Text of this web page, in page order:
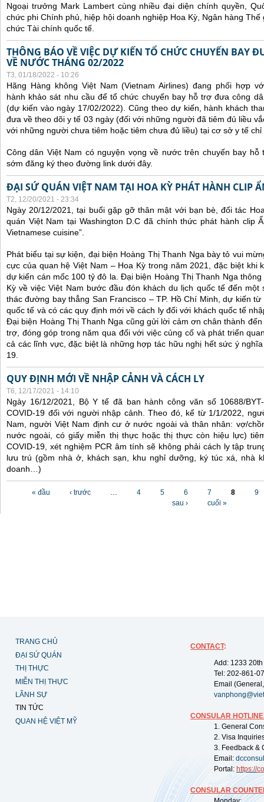
Ngoại trưởng Mark Lambert cùng nhiều đại diện chính quyền,
chức phi Chính phủ, hiệp hội doanh nghiệp Hoa Kỳ, Ngân hàng
chức Tài chính quốc tế.
THÔNG BÁO VỀ VIỆC DỰ KIẾN TỔ CHỨC CHUYẾN BAY
VỀ NƯỚC THÁNG 02/2022
T3, 01/18/2022 - 10:26
Hãng Hàng không Việt Nam (Vietnam Airlines) đang phối hợp
hành khảo sát nhu cầu để tổ chức chuyến bay hỗ trợ đưa công
(dự kiến vào ngày 17/02/2022).
Cũng theo dự kiến, hành khách
đưa về theo dõi y tế 03 ngày (đối với những người đã tiêm đủ liều
với những người chưa tiêm hoặc tiêm chưa đủ liều) tại cơ sở y tế chỉ
Công dân Việt Nam có nguyện vọng về nước trên chuyến bay
sớm đăng ký theo đường link dưới đây.
ĐẠI SỨ QUÁN VIỆT NAM TẠI HOA KỲ PHÁT HÀNH CLIP
T2, 12/20/2021 - 23:34
Ngày 20/12/2021, tại buổi gặp gỡ thân mật với bạn bè, đối tác
quán Việt Nam tại Washington D.C đã chính thức phát hành clip
Vietnamese cuisine”.
Phát biểu tại sự kiện, đại biện Hoàng Thị Thanh Nga bày tỏ vui
cực của quan hệ Việt Nam – Hoa Kỳ trong năm 2021, đặc biệt khi
dự kiến cán mốc 100 tỷ đô la. Đại biện Hoàng Thị Thanh Nga
Kỳ về việc Việt Nam bước đầu đón khách du lịch quốc tế đến
thác đường bay thẳng San Francisco – TP. Hồ Chí Minh, dự kiến
quốc tế và có các quy định mới về cách ly đối với khách quốc tế
Đại biện Hoàng Thị Thanh Nga cũng gửi lời cảm ơn chân thành
trợ, đóng góp trong năm qua đối với việc củng cố và phát triển
cả các lĩnh vực, đặc biệt là những hợp tác hữu nghị hết sức ý
19.
QUY ĐỊNH MỚI VỀ NHẬP CẢNH VÀ CÁCH LY
T6, 12/17/2021 - 14:10
Ngày 16/12/2021, Bộ Y tế đã ban hành công văn số 10688/
COVID-19 đối với người nhập cảnh. Theo đó, kể từ 1/1/2022,
Nam, người Việt Nam định cư ở nước ngoài và thân nhân: vợ/
nước ngoài, có giấy miễn thị thực hoặc thị thực còn hiệu lực)
COVID-19, xét nghiệm PCR âm tính sẽ không phải cách ly tập
lưu trú (gồm nhà ở, khách sạn, khu nghỉ dưỡng, ký túc xá, nhà
doanh…)
« đầu ‹ trước … 4 5 6 7 8
9
sau ›
cuối »
TRANG CHỦ
ĐẠI SỨ QUÁN
THỊ THỰC
MIỄN THỊ THỰC
LÃNH SỰ
TIN TỨC
QUAN HỆ VIỆT MỸ
CONTACT:
Add: 1233
Tel: 202-861-
Email
CONSULAR
1. General
2. Visa
3. Feedback &
Email:
Portal: https://
CONSULAR